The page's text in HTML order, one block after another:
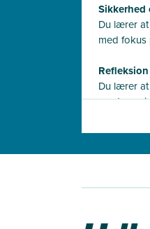
Sikkerhed
Du lærer
med
Du lærer